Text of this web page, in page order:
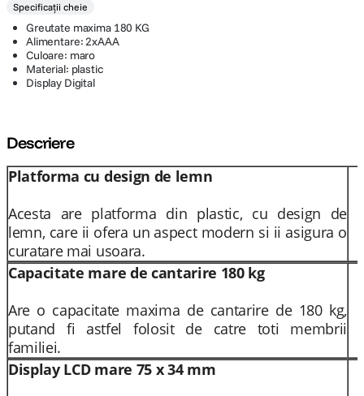
Specificații cheie
Greutate maxima 180 KG
Alimentare: 2xAAA
Culoare: maro
Material: plastic
Display Digital
Descriere
Platforma cu design de lemn
Acesta are platforma din plastic, cu design de
lemn, care ii ofera un aspect modern si ii asigura o
curatare mai usoara.
Capacitate mare de cantarire 180 kg
Are o capacitate maxima de cantarire de 180 kg,
putand fi astfel folosit de catre toti membrii
familiei.
Display LCD mare 75 x 34 mm